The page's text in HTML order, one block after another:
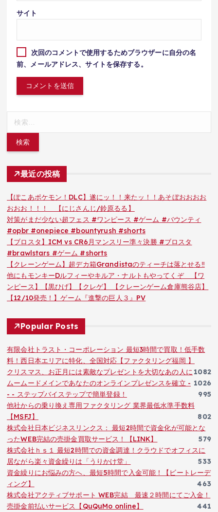
サイト
次回のコメントで使用するためブラウザーに自分の名
前、メールアドレス、サイトを保存する。
最近の投稿
【ぽこあポケモン！DLC】遂にッ！！来たッ！！あそぼおおおお
おおお！！！ 【にじさんじ/鈴原るる】
対策がまだ少ない超フェス #ワンピース #ゲーム #バウンティ
#opbr #onepiece #bountyrush #shorts
【ブロスタ】ICM vs CR6月マンスリー準々決勝 #ブロスタ
#brawlstars #ゲーム #shorts
【クレーンゲーム】超デカ箱Grandistaのティーチは落とせる‼︎
他にもモンキーDルフィーやキルア・ナルトもやってくぞ 【ワ
ンピース】【黒ひげ】【クレゲ】 【クレーンゲーム倉庫熊谷店】
【12/10発売！】ゲーム『進撃の巨人３』PV
Popular Posts
有限会社トラスト・コーポレーション 最短3時間で買取！低手数
料！西日本エリアに特化、全国対応【ファクタリング福岡 】
1082
クリスマス、お正月には素敵なプレゼントを大切なあの人に
1026
ムームードメインであなたのオンラインプレゼンスを確立 -
- - ステップバイステップで簡単登録！
995
他社からの乗り換え専用ファクタリング 業界最低水準手数料
【MSFJ】
802
株式会社日本ビジネスリンクス： 最短2時間で資金化が可能とな
ったWEB完結の売掛金買取サービス！【LINK】
579
株式会社ｈｓ１ 最短2時間での資金調達！クラウドでオフィスに
居ながら楽々資金繰りは「うりかけ堂」
533
資金繰りにお悩みの方へ、最短5時間で入金可能！【ビートレーデ
ィング】
463
株式会社アクティブサポート WEB完結 最速２時間にてご入金！
売掛金前払いサービス【QuQuMo online】
441